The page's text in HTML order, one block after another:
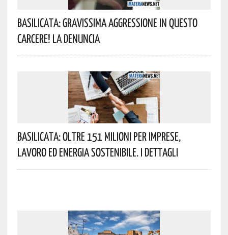
Basilicata: Gravissima Aggressione In Questo
Carcere! La Denuncia
Basilicata: Oltre 151 Milioni Per Imprese,
Lavoro Ed Energia Sostenibile. I Dettagli